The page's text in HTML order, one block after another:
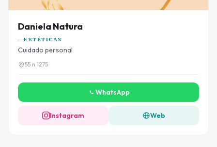
Daniela Natura
ESTÉTICAS
Cuidado personal
55 n 1275
WhatsApp
Instagram Web